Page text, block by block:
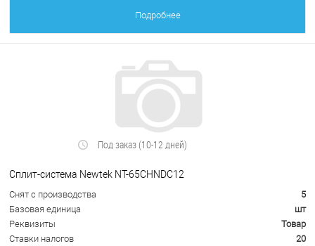
Подробнее
Под заказ (10-12 дней)
Сплит-система Newtek NT-65CHNDC12
Снят с производства
5
Базовая единица
шт
Реквизиты
Товар
Ставки налогов
20